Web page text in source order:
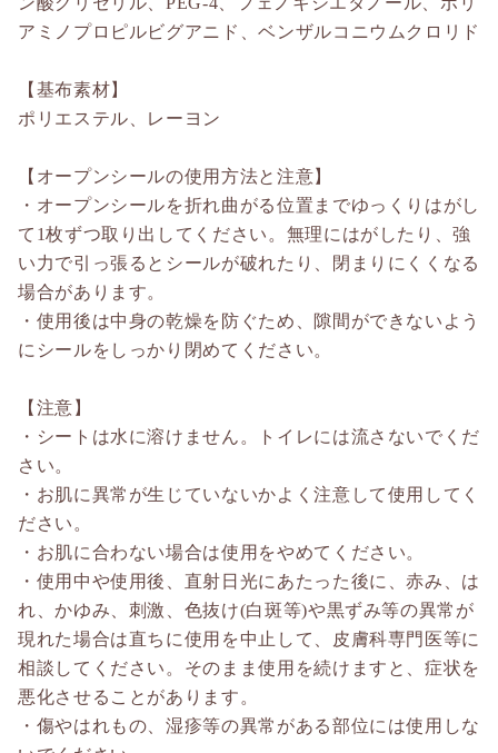
アミノプロピルビグアニド、ベンザルコニウムクロリド
【基布素材】
ポリエステル、レーヨン
【オープンシールの使用方法と注意】
・オープンシールを折れ曲がる位置までゆっくりはがし
て1枚ずつ取り出してください。無理にはがしたり、強
い力で引っ張るとシールが破れたり、閉まりにくくなる
場合があります。
・使用後は中身の乾燥を防ぐため、隙間ができないよう
にシールをしっかり閉めてください。
【注意】
・シートは水に溶けません。トイレには流さないでくだ
さい。
・お肌に異常が生じていないかよく注意して使用してく
ださい。
・お肌に合わない場合は使用をやめてください。
・使用中や使用後、直射日光にあたった後に、赤み、は
れ、かゆみ、刺激、色抜け(白斑等)や黒ずみ等の異常が
現れた場合は直ちに使用を中止して、皮膚科専門医等に
相談してください。そのまま使用を続けますと、症状を
悪化させることがあります。
・傷やはれもの、湿疹等の異常がある部位には使用しな